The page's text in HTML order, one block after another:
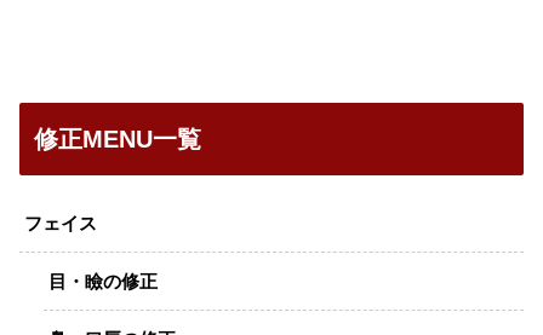
修正MENU一覧
フェイス
目・瞼の修正